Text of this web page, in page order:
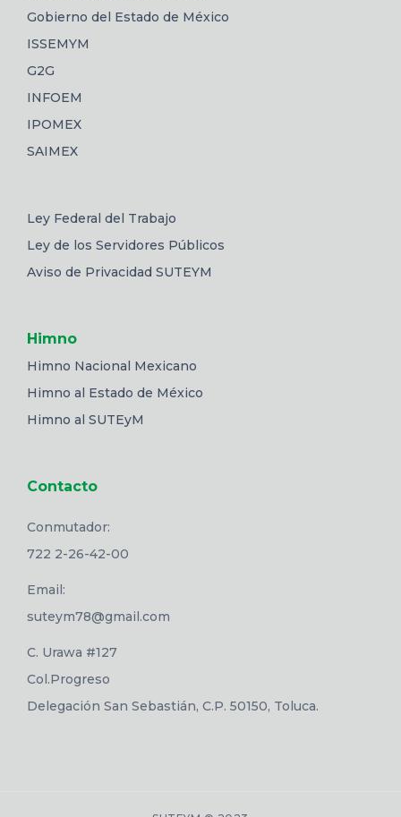
Gobierno del Estado de México
ISSEMYM
G2G
INFOEM
IPOMEX
SAIMEX
Ley Federal del Trabajo
Ley de los Servidores Públicos
Aviso de Privacidad SUTEYM
Himno
Himno Nacional Mexicano
Himno al Estado de México
Himno al SUTEyM
Contacto
Conmutador:
722 2-26-42-00
Email:
suteym78@gmail.com
C. Urawa #127
Col.Progreso
Delegación San Sebastián, C.P. 50150, Toluca.